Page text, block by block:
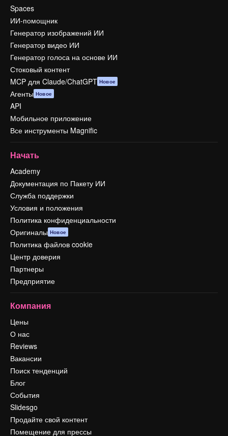
Spaces
ИИ-помощник
Генератор изображений ИИ
Генератор видео ИИ
Генератор голоса на основе ИИ
Стоковый контент
MCP для Claude/ChatGPT Новое
Агенты Новое
API
Мобильное приложение
Все инструменты Magnific
Начать
Academy
Документация по Пакету ИИ
Служба поддержки
Условия и положения
Политика конфиденциальности
Оригиналы Новое
Политика файлов cookie
Центр доверия
Партнеры
Предприятие
Компания
Цены
О нас
Reviews
Вакансии
Поиск тенденций
Блог
События
Slidesgo
Продайте свой контент
Помещение для прессы